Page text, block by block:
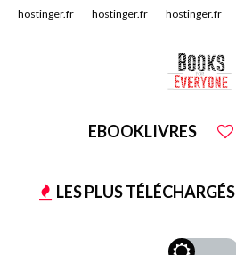
hostinger.fr hostinger.fr hostinger.fr
EBOOKLIVRES
LES PLUS TÉLÉCHARGÉS